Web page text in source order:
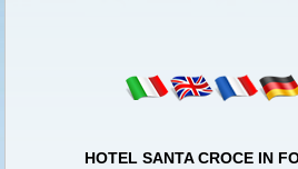
HOTEL SANTA CROCE IN